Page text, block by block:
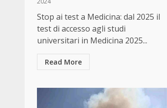
Stop ai test a Medicina: dal 2025 il
test di accesso agli studi
universitari in Medicina 2025...
Read More